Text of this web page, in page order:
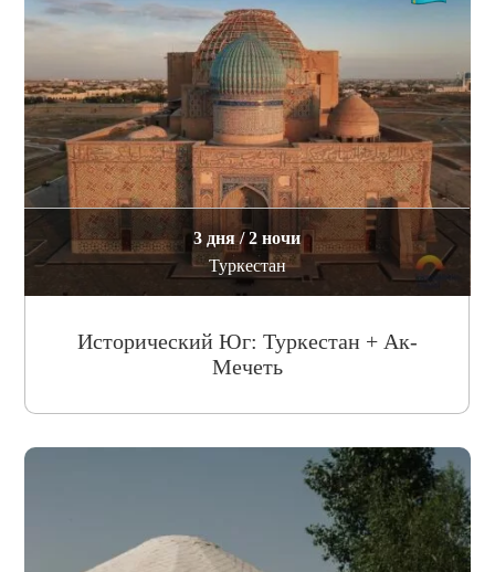
3 дня / 2 ночи
Туркестан
Исторический Юг: Туркестан + Ак-
Мечеть